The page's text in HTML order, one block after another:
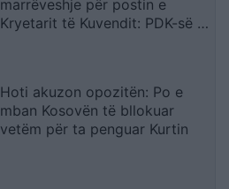
marrëveshje për postin e
Kryetarit të Kuvendit: PDK-së i
Hoti akuzon opozitën: Po e
mban Kosovën të bllokuar
vetëm për ta penguar Kurtin